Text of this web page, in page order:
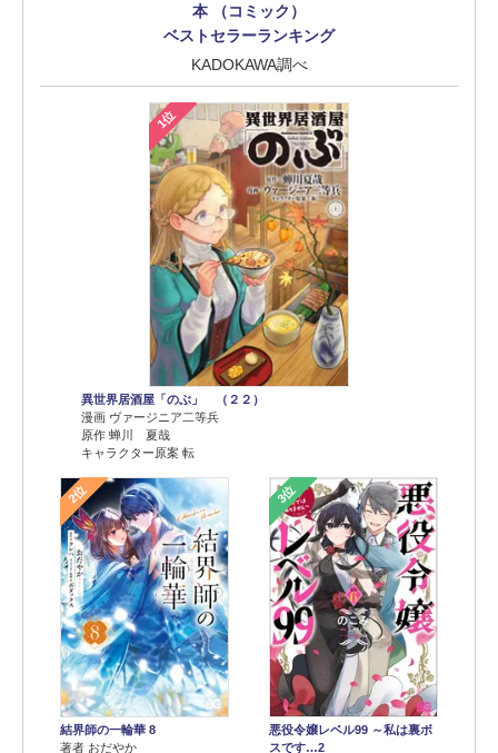
本 （コミック）
ベストセラーランキング
KADOKAWA調べ
1位
異世界居酒屋「のぶ」 （２２）
漫画 ヴァージニア二等兵
原作 蝉川 夏哉
キャラクター原案 転
2位
結界師の一輪華 8
著者 おだやか
3位
悪役令嬢レベル99 ～私は裏ボ
スです…2